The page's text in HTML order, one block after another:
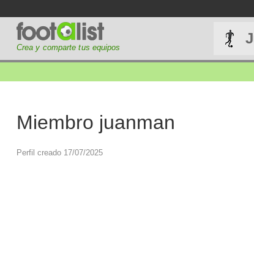
Crea y comparte tus equipos
Miembro juanman
Perfil creado 17/07/2025